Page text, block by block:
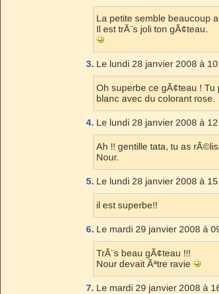
La petite semble beaucoup
Il est trÃ¨s joli ton gÃ¢teau.
3. Le lundi 28 janvier 2008 à
Oh superbe ce gÃ¢teau !
blanc avec du colorant rose.
4. Le lundi 28 janvier 2008 à
Ah !! gentille tata, tu as
Nour.
5. Le lundi 28 janvier 2008 à
il est superbe!!
6. Le mardi 29 janvier 2008 à
TrÃ¨s beau gÃ¢teau !!!
Nour devait Ãªtre ravie
7. Le mardi 29 janvier 2008 à